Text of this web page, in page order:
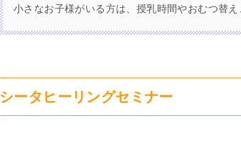
小さなお子様がいる方は、授乳時間やおむつ替
シータヒーリングセミナー